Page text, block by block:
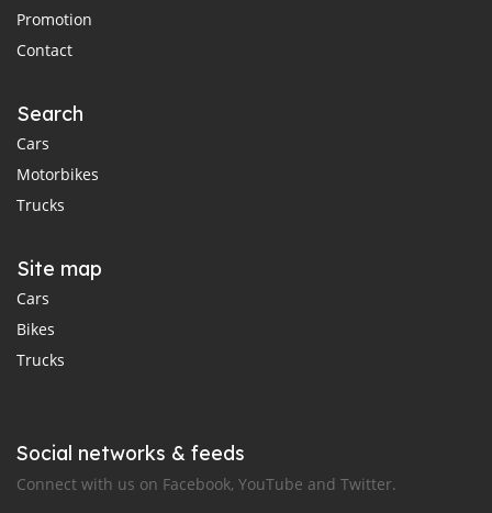
Promotion
Contact
Search
Cars
Motorbikes
Trucks
Site map
Cars
Bikes
Trucks
Social networks & feeds
Connect with us on Facebook, YouTube and Twitter.